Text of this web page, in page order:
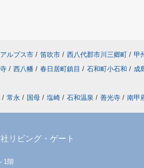
ルプス市 / 笛吹市 / 西八代郡市川三郷町 / 甲
/ 西八幡 / 春日居町鎮目 / 石和町小石和 / 成
/ 常永 / 国母 / 塩崎 / 石和温泉 / 善光寺 / 南甲
リビング・ゲート
1階